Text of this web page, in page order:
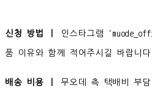
신청 방법 ㅣ 인스타그램
품 이유와 함께 적어주시길 바랍니
배송 비용 ㅣ 무오데 측 택배비 부담